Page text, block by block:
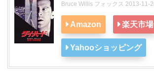
Bruce Willis フォックス 2013-11-
Amazon 楽天市場
Yahooショッピング